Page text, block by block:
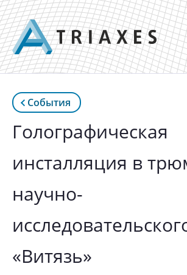
События
Голографическая
инсталляция в
научно-
«Витязь»